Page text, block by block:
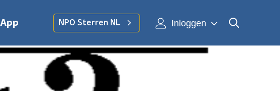
App NPO Sterren NL Inloggen